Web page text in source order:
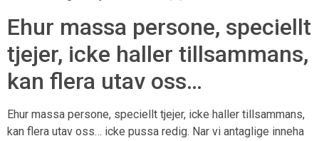
Ehur massa persone, speciellt
tjejer, icke haller tillsammans,
kan flera utav oss…
Ehur massa persone, speciellt tjejer, icke haller tillsammans,
kan flera utav oss… icke pussa redig. Nar vi antaglige inneha